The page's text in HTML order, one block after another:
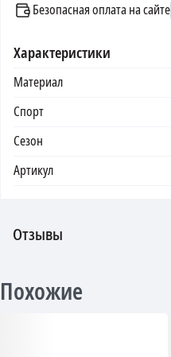
Безопасная оплата на сайте
Характеристики
Материал
Спорт
Сезон
Артикул
Отзывы
Похожие